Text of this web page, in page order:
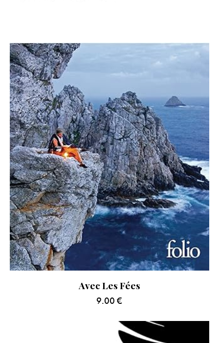
Avec Les Fées
9.00 €